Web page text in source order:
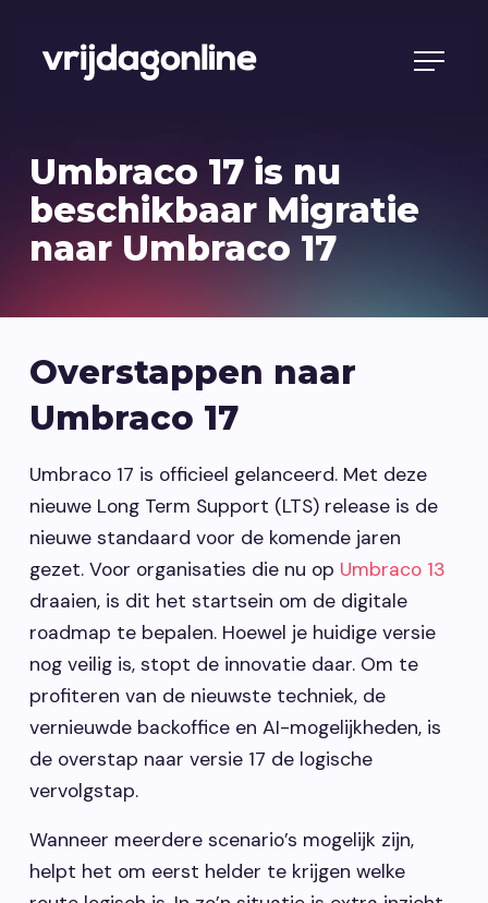
Umbraco 17 is nu
beschikbaar Migratie
naar Umbraco 17
Overstappen naar
Umbraco 17
Umbraco 17 is officieel gelanceerd. Met deze
nieuwe Long Term Support (LTS) release is de
nieuwe standaard voor de komende jaren
gezet. Voor organisaties die nu op Umbraco 13
draaien, is dit het startsein om de digitale
roadmap te bepalen. Hoewel je huidige versie
nog veilig is, stopt de innovatie daar. Om te
profiteren van de nieuwste techniek, de
vernieuwde backoffice en AI-mogelijkheden, is
de overstap naar versie 17 de logische
vervolgstap.
Wanneer meerdere scenario’s mogelijk zijn,
helpt het om eerst helder te krijgen welke